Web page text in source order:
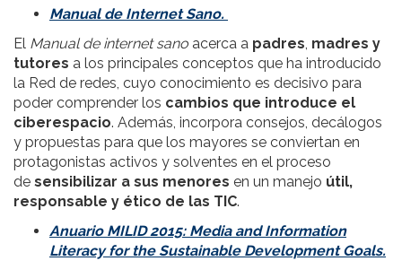
Manual de Internet Sano.
El Manual de internet sano acerca a padres, madres y
tutores a los principales conceptos que ha introducido
la Red de redes, cuyo conocimiento es decisivo para
poder comprender los cambios que introduce el
ciberespacio. Además, incorpora consejos, decálogos
y propuestas para que los mayores se conviertan en
protagonistas activos y solventes en el proceso
de sensibilizar a sus menores en un manejo útil,
responsable y ético de las TIC.
Anuario MILID 2015: Media and Information
Literacy for the Sustainable Development Goals.